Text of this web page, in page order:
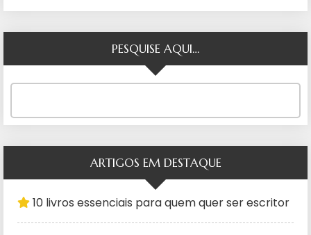
PESQUISE AQUI…
ARTIGOS EM DESTAQUE
10 livros essenciais para quem quer ser escritor